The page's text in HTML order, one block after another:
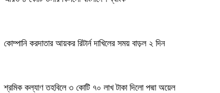
কোম্পানি করদাতার আয়কর রিটার্ন দাখিলের সময় বাড়ল ২ দিন
শ্রমিক কল্যাণ তহবিলে ৩ কোটি ৭০ লাখ টাকা দিলো পদ্মা অয়েল